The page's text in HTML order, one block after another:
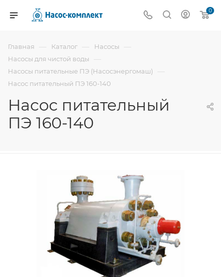
0
Главная — Каталог — Насосы —
Насосы для чистой воды —
Насосы питательные ПЭ (Насосэнергомаш) —
Насос питательный ПЭ 160-140
Насос питательный
ПЭ 160-140